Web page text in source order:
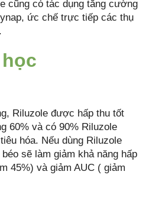
cũng có tác dụng tăng cường
ức chế trực tiếp các thụ
Riluzole được hấp thu tốt
60% và có 90% Riluzole
hóa. Nếu dùng Riluzole
sẽ làm giảm khả năng hấp
45%) và giảm AUC ( giảm